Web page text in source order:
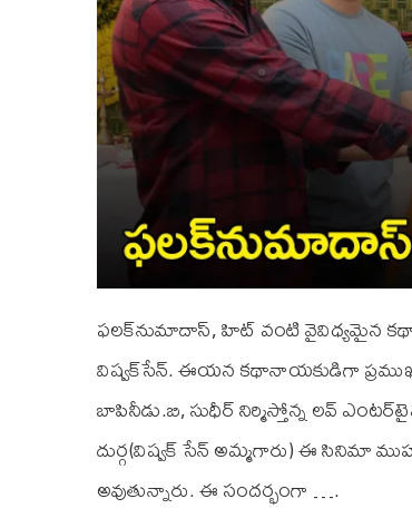
ఫలక్‌నుమాదాస్‌, హిట్ వంటి వైవిధ్య‌మైన క‌థా
విష్వ‌క్‌సేన్‌. ఈయ‌న క‌థానాయ‌కుడిగా
బాపినీడు.బి, సుధీర్ నిర్మిస్తోన్న ల‌వ్
దుర్గ‌(విష్వ‌క్ సేన్ అమ్మ‌గారు) ఈ సినిమా
అవుతున్నారు. ఈ సంద‌ర్భంగా ….